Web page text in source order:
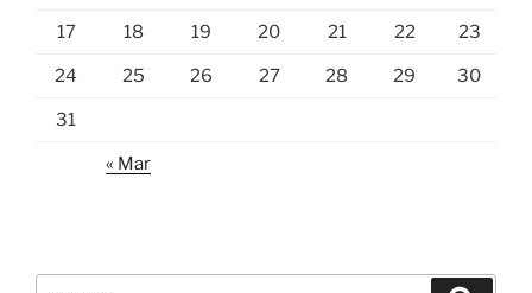
17 18 19 20 21 22 23
24 25 26 27 28 29 30
31
« Mar